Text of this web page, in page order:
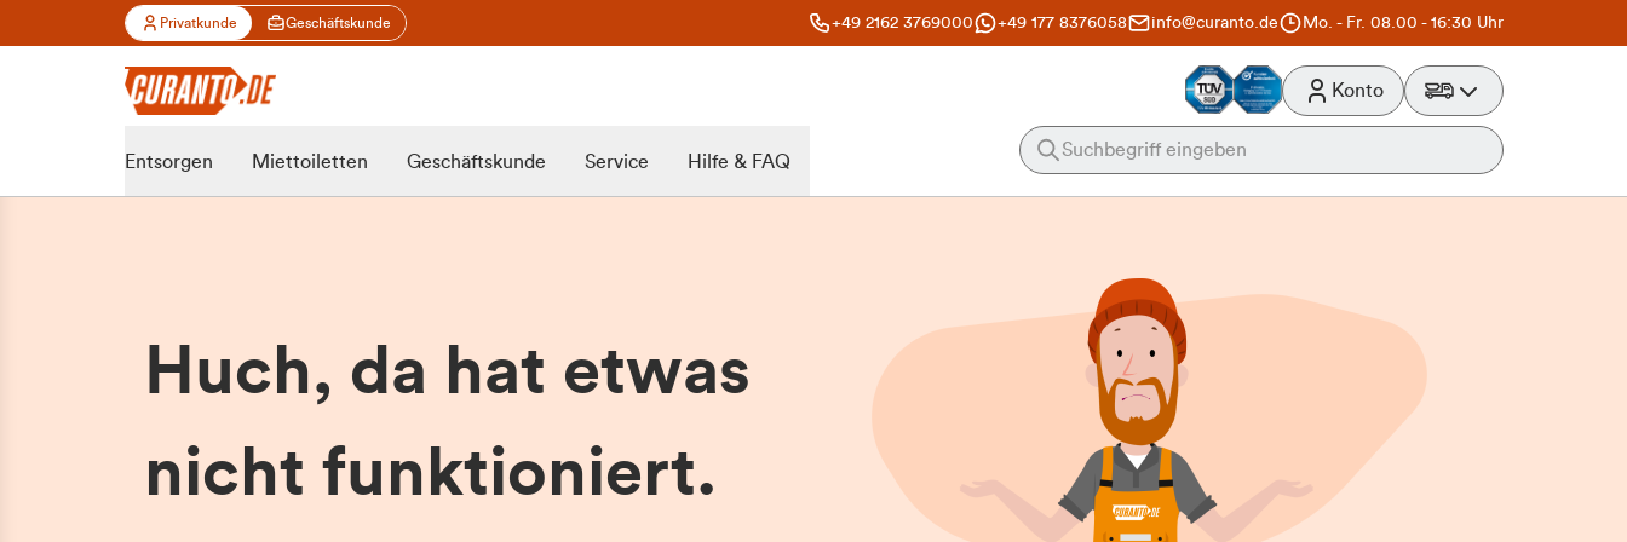
Privatkunde Geschäftskunde +49 2162 3769000 +49 177 8376058 info@curanto.de Mo. - Fr. 08.00 - 16:30 Uhr
Konto
Entsorgen Miettoiletten Geschäftskunde Service Hilfe & FAQ
Huch, da hat etwas
nicht funktioniert.